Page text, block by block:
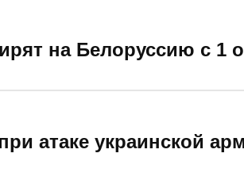
на Белоруссию с 1
атаке украинской